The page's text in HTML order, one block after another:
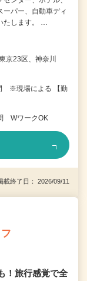
ーパー、自動車ディ
たします。 …
京23区、神奈川
※現場による 【勤
WワークOK
終了日： 2026/09/11
！旅行感覚で全